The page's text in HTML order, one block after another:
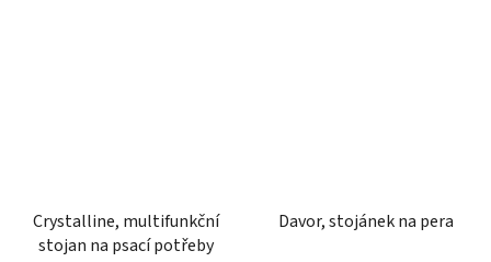
Crystalline, multifunkční
stojan na psací potřeby
Davor, stojánek na pera